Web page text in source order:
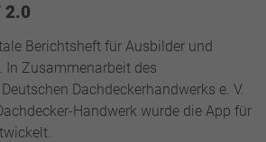
2.0
Berichtsheft für Ausbilder und
In Zusammenarbeit des
Dachdeckerhandwerks e. V.
Handwerk wurde die App für